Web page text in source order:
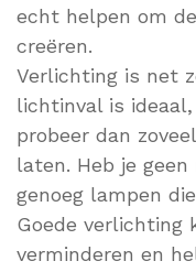
echt helpen om
creëren.
Verlichting is net
lichtinval is
probeer dan
laten. Heb je
genoeg lampen
Goede verlichting
verminderen en